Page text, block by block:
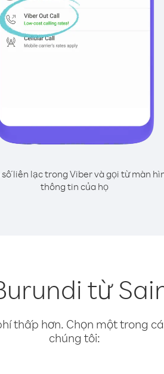
số liên lạc trong Viber và gọi từ màn
thông tin của họ
từ
thấp hơn. Chọn một trong
chúng tôi: